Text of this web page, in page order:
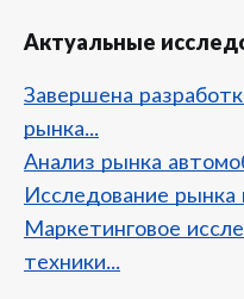
Актуальные
Завершена
рынка...
Анализ рынка
Исследование рынка
Маркетинговое
техники...